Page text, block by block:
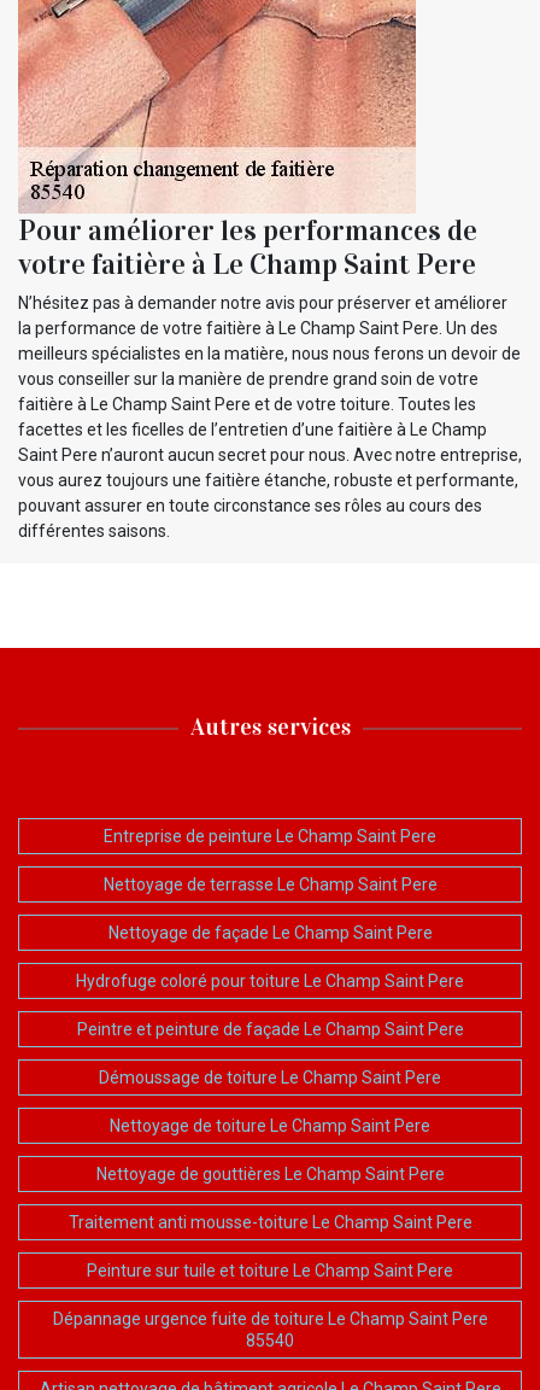
Pour améliorer les performances de
votre faitière à Le Champ Saint Pere
N’hésitez pas à demander notre avis pour préserver et améliorer
la performance de votre faitière à Le Champ Saint Pere. Un des
meilleurs spécialistes en la matière, nous nous ferons un devoir de
vous conseiller sur la manière de prendre grand soin de votre
faitière à Le Champ Saint Pere et de votre toiture. Toutes les
facettes et les ficelles de l’entretien d’une faitière à Le Champ
Saint Pere n’auront aucun secret pour nous. Avec notre entreprise,
vous aurez toujours une faitière étanche, robuste et performante,
pouvant assurer en toute circonstance ses rôles au cours des
différentes saisons.
Autres services
Entreprise de peinture Le Champ Saint Pere
Nettoyage de terrasse Le Champ Saint Pere
Nettoyage de façade Le Champ Saint Pere
Hydrofuge coloré pour toiture Le Champ Saint Pere
Peintre et peinture de façade Le Champ Saint Pere
Démoussage de toiture Le Champ Saint Pere
Nettoyage de toiture Le Champ Saint Pere
Nettoyage de gouttières Le Champ Saint Pere
Traitement anti mousse-toiture Le Champ Saint Pere
Peinture sur tuile et toiture Le Champ Saint Pere
Dépannage urgence fuite de toiture Le Champ Saint Pere
85540